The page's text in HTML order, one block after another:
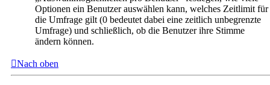
Optionen ein Benutzer auswählen kann, welches Zeitlimit für
die Umfrage gilt (0 bedeutet dabei eine zeitlich unbegrenzte
Umfrage) und schließlich, ob die Benutzer ihre Stimme
ändern können.
Nach oben